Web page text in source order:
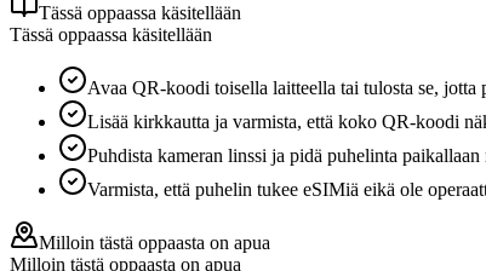
Tässä oppaassa käsitellään
Tässä oppaassa käsitellään
Avaa QR-koodi toisella laitteella tai tulosta se, jotta
Lisää kirkkautta ja varmista, että koko QR-koodi
Puhdista kameran linssi ja pidä puhelinta
Varmista, että puhelin tukee eSIMiä eikä ole
Milloin tästä oppaasta on apua
Milloin tästä oppaasta on apua